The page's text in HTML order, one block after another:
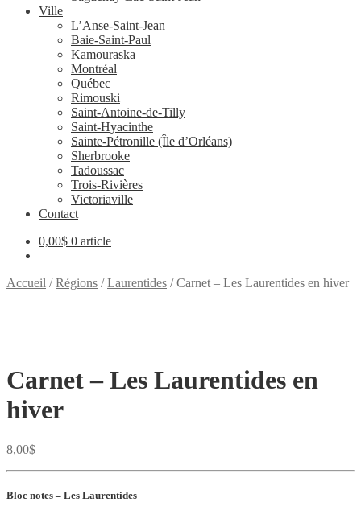
Ville
L’Anse-Saint-Jean
Baie-Saint-Paul
Kamouraska
Montréal
Québec
Rimouski
Saint-Antoine-de-Tilly
Saint-Hyacinthe
Sainte-Pétronille (Île d’Orléans)
Sherbrooke
Tadoussac
Trois-Rivières
Victoriaville
Contact
0,00$ 0 article
Accueil /Régions /Laurentides /Carnet – Les Laurentides en hiver
Carnet – Les Laurentides en
hiver
8,00$
Bloc notes – Les Laurentides